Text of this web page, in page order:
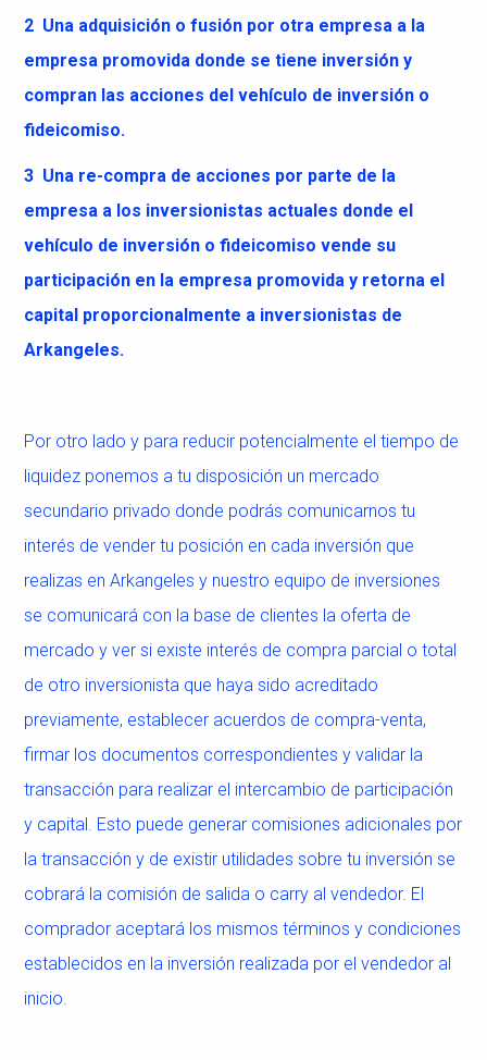
2 Una adquisición o fusión por otra empresa a la
empresa promovida donde se tiene inversión y
compran las acciones del vehículo de inversión o
fideicomiso.
3 Una re-compra de acciones por parte de la
empresa a los inversionistas actuales donde el
vehículo de inversión o fideicomiso vende su
participación en la empresa promovida y retorna el
capital proporcionalmente a inversionistas de
Arkangeles.
Por otro lado y para reducir potencialmente el tiempo de
liquidez ponemos a tu disposición un mercado
secundario privado donde podrás comunicarnos tu
interés de vender tu posición en cada inversión que
realizas en Arkangeles y nuestro equipo de inversiones
se comunicará con la base de clientes la oferta de
mercado y ver si existe interés de compra parcial o total
de otro inversionista que haya sido acreditado
previamente, establecer acuerdos de compra-venta,
firmar los documentos correspondientes y validar la
transacción para realizar el intercambio de participación
y capital. Esto puede generar comisiones adicionales por
la transacción y de existir utilidades sobre tu inversión se
cobrará la comisión de salida o carry al vendedor. El
comprador aceptará los mismos términos y condiciones
establecidos en la inversión realizada por el vendedor al
inicio.